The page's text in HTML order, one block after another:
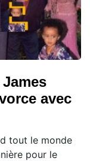
avec
tout le monde
pour le